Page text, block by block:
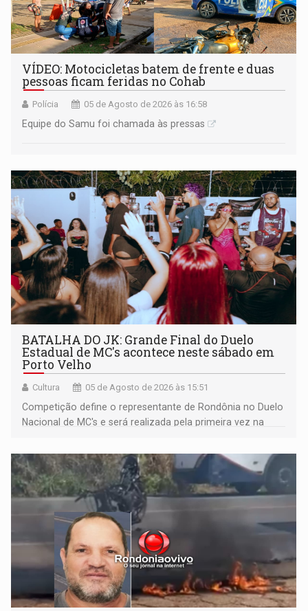
VÍDEO: Motocicletas batem de frente e duas
pessoas ficam feridas no Cohab
Polícia 05 de Agosto de 2026 às 16:58
Equipe do Samu foi chamada às pressas
BATALHA DO JK: Grande Final do Duelo
Estadual de MC's acontece neste sábado em
Porto Velho
Cultura 05 de Agosto de 2026 às 15:51
Competição define o representante de Rondônia no Duelo
Nacional de MC's e será realizada pela primeira vez na